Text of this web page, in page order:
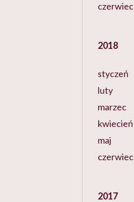
czerwiec
2018
styczeń
luty
marzec
kwiecień
maj
czerwiec
2017